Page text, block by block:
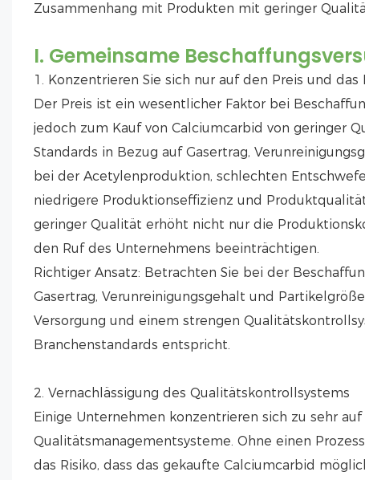
Zusammenhang mit Produkten mit geringer
I. Gemeinsame
1. Konzentrieren Sie sich nur auf den Preis und
Der Preis ist ein wesentlicher Faktor bei
jedoch zum Kauf von Calciumcarbid von geringer
Standards in Bezug auf Gasertrag,
bei der Acetylenproduktion, schlechten
niedrigere Produktionseffizienz und
geringer Qualität erhöht nicht nur die
den Ruf des Unternehmens beeinträchtigen.
Richtiger Ansatz: Betrachten Sie bei der
Gasertrag, Verunreinigungsgehalt und
Versorgung und einem strengen
Branchenstandards entspricht.
2. Vernachlässigung des Qualitätskontrollsystems
Einige Unternehmen konzentrieren sich zu sehr
Qualitätsmanagementsysteme. Ohne einen
das Risiko, dass das gekaufte Calciumcarbid